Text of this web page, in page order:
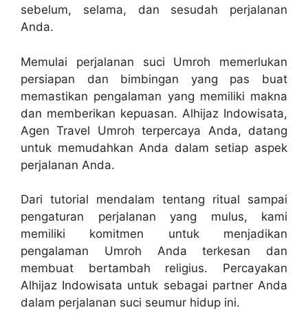
sebelum, selama, dan sesudah perjalanan
Anda.
Memulai perjalanan suci Umroh memerlukan
persiapan dan bimbingan yang pas buat
memastikan pengalaman yang memiliki makna
dan memberikan kepuasan. Alhijaz Indowisata,
Agen Travel Umroh terpercaya Anda, datang
untuk memudahkan Anda dalam setiap aspek
perjalanan Anda.
Dari tutorial mendalam tentang ritual sampai
pengaturan perjalanan yang mulus, kami
memiliki komitmen untuk menjadikan
pengalaman Umroh Anda terkesan dan
membuat bertambah religius. Percayakan
Alhijaz Indowisata untuk sebagai partner Anda
dalam perjalanan suci seumur hidup ini.